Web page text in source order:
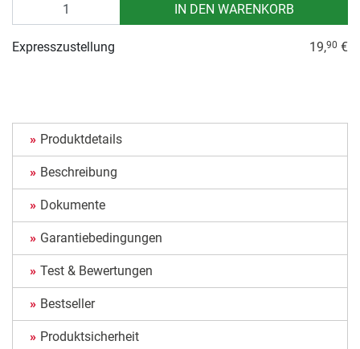
IN DEN WARENKORB
Expresszustellung 19,90 €
Produktdetails
Beschreibung
Dokumente
Garantiebedingungen
Test & Bewertungen
Bestseller
Produktsicherheit